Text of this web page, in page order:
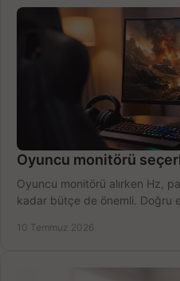
Oyuncu monitörü
Oyuncu monitörü alırken Hz,
kadar bütçe de önemli. Doğru
10 Temmuz 2026